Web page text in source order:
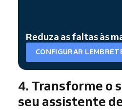
Reduza as faltas às
CONFIGURAR
4. Transforme o
seu assistente